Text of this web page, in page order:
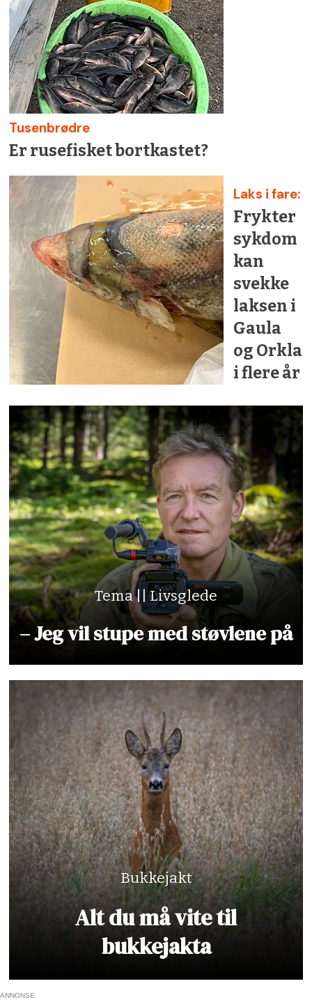
Tusenbrødre
Er rusefisket bortkastet?
Laks i fare:
Frykter
sykdom
kan
svekke
laksen i
Gaula
og Orkla
i flere år
Tema || Livsglede
– Jeg vil stupe med støvlene på
Bukkejakt
Alt du må vite til
bukkejakta
ANNONSE